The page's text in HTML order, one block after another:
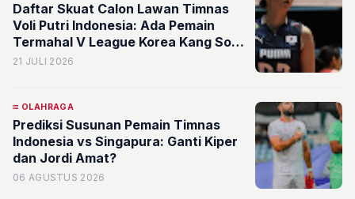
Daftar Skuat Calon Lawan Timnas
Voli Putri Indonesia: Ada Pemain
Termahal V League Korea Kang So-
hwi
21 JULI 2026
OLAHRAGA
Prediksi Susunan Pemain Timnas
Indonesia vs Singapura: Ganti Kiper
dan Jordi Amat?
06 AGUSTUS 2026